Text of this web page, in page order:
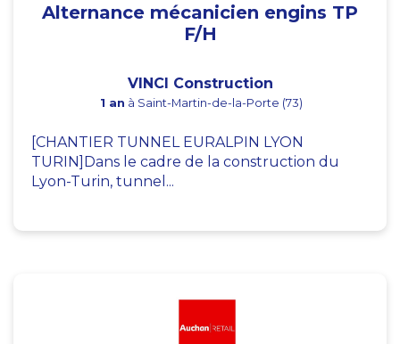
Alternance mécanicien engins TP
F/H
VINCI Construction
1 an à Saint-Martin-de-la-Porte (73)
[CHANTIER TUNNEL EURALPIN LYON
TURIN]Dans le cadre de la construction du
Lyon-Turin, tunnel...